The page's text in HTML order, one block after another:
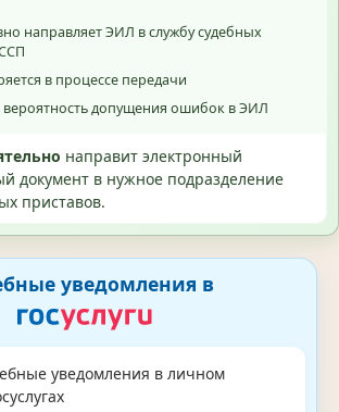
направляет ЭИЛ в службу судебных
в процессе передачи
допущения ошибок в ЭИЛ
направит электронный
документ в нужное подразделение
приставов.
уведомления в
уведомления в личном